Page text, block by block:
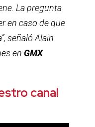
La pregunta
en caso de que
señaló Alain
en GMX
canal